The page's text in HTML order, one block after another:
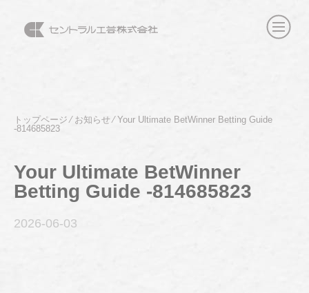
トップページ⁄ お知らせ⁄Your Ultimate BetWinner Betting Guide
-814685823
Your Ultimate BetWinner
Betting Guide -814685823
2026-06-03